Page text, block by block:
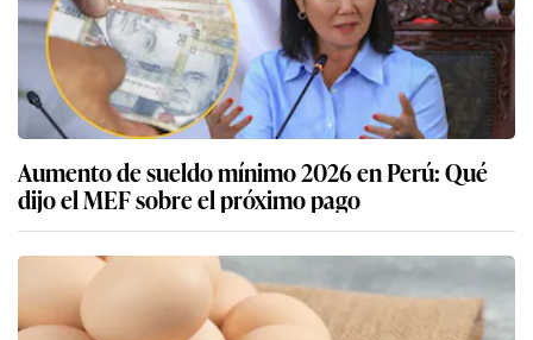
Aumento de sueldo mínimo 2026 en Perú: Qué
dijo el MEF sobre el próximo pago